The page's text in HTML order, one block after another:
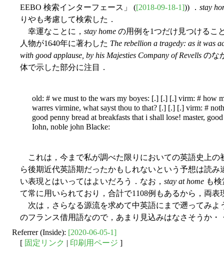
EEBO 検索インターフェース」 ([2018-09-18-1])) ． stay
りやも考慮して検索した．
幸運なことに， stay home の用例を1つだけ見つけるこ
人物が1640年に著わした The rebellion a tragedy: as it was
with good applause, by his Majesties Company of Revells のな
体で示した部分に注目．
old: # we must to the wars my boyes: [.] [.] [.] virm: # how
warres virmine, what sayst thou to that? [.] [.] [.] virm: #
good penny bread at breakfasts that i shall lose! master,
Iohn, noble john Blacke:
これは，今まで私が調べた限りにおいての英語史上の
ら後期近代英語期だったかもしれないという予想は読
い表現とはいってはよいだろう．なお， stay at home も
て常に用いられており，合計で1108例もあるから，両
次は，さらなる源流を求めて中英語にまで遡ってみよ
のフランス借用語なので，あまり見込みはなさそうか・
Referrer (Inside): [2020-06-05-1]
[ 固定リンク | 印刷用ページ ]